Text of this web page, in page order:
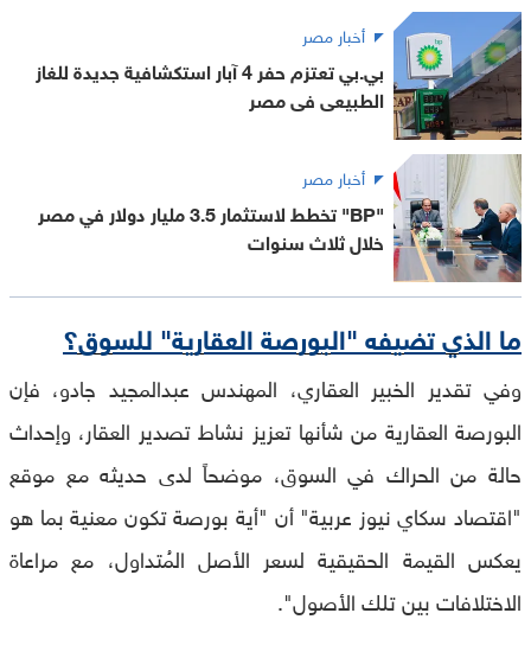
أخبار مصر
بي.بي تعتزم حفر 4 آبار استكشافية جديدة للغاز
الطبيعى فى مصر
أخبار مصر
"BP" تخطط لاستثمار 3.5 مليار دولار في مصر
خلال ثلاث سنوات
ما الذي تضيفه "البورصة العقارية" للسوق؟
وفي تقدير الخبير العقاري، المهندس عبدالمجيد جادو، فإن
البورصة العقارية من شأنها تعزيز نشاط تصدير العقار، وإحداث
حالة من الحراك في السوق، موضحاً لدى حديثه مع موقع
"اقتصاد سكاي نيوز عربية" أن "أية بورصة تكون معنية بما هو
يعكس القيمة الحقيقية لسعر الأصل المُتداول، مع مراعاة
الاختلافات بين تلك الأصول".